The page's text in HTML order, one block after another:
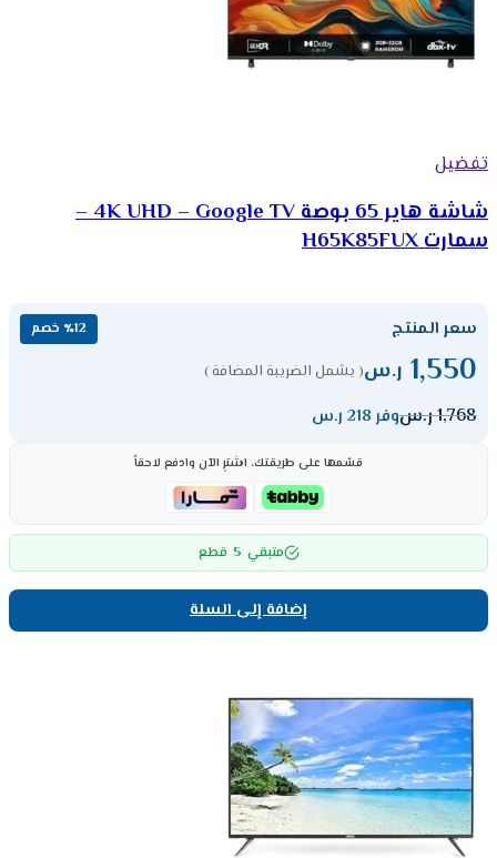
تفضيل
شاشة هاير 65 بوصة 4K UHD – Google TV –
سمارت H65K85FUX
سعر المنتج ٪12 خصم
1,550 ر.س( يشمل الضريبة المضافة )
1,768ر.سوفر 218 ر.س
قسّمها على طريقتك، اشترِ الآن وادفع لاحقاً
متبقي 5 قطع
إضافة إلى السلة